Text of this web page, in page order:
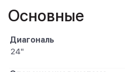
Основные
Диагональ
24"